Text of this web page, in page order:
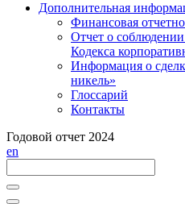
Дополнительная
Финансовая
Отчет о
Кодекса
Информация о
никель»
Глоссарий
Контакты
Годовой отчет 2024
en